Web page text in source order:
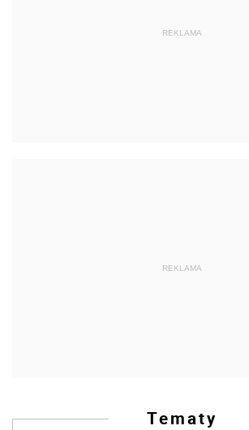
REKLAMA
REKLAMA
Tematy